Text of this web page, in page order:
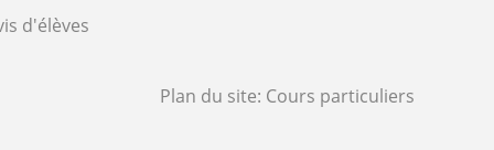
d'élèves
Plan du site: Cours particuliers